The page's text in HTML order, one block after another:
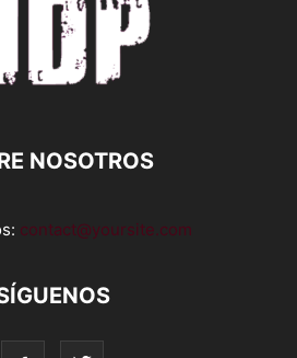
NOSOTROS
contact@yoursite.com